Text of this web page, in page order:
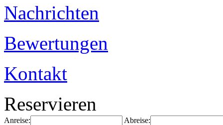
Nachrichten
Bewertungen
Kontakt
Reservieren
Anreise: Abreise: